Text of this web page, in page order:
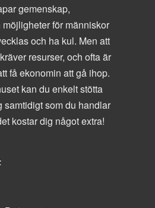
gemenskap,
för människor
och ha kul. Men att
resurser, och ofta är
få ekonomin att gå ihop.
kan du enkelt stötta
samtidigt som du handlar
kostar dig något extra!